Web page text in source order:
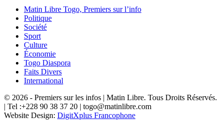
Matin Libre Togo, Premiers sur l’info
Politique
Société
Sport
Culture
Économie
Togo Diaspora
Faits Divers
International
© 2026 - Premiers sur les infos | Matin Libre. Tous Droits Réservés.
| Tel :+228 90 38 37 20 | togo@matinlibre.com
Website Design: DigitXplus Francophone